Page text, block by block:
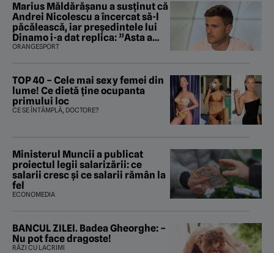
Marius Măldărăşanu a susţinut că
Andrei Nicolescu a încercat să-l
păcălească, iar preşedintele lui
Dinamo i-a dat replica: ”Asta a
fost istoria”
ORANGESPORT
TOP 40 – Cele mai sexy femei din
lume! Ce dietă ține ocupanta
primului loc
CE SE ÎNTÂMPLĂ, DOCTORE?
Ministerul Muncii a publicat
proiectul legii salarizării: ce
salarii cresc și ce salarii rămân la
fel
ECONOMEDIA
BANCUL ZILEI. Badea Gheorghe: –
Nu pot face dragoste!
RÂZI CU LACRIMI